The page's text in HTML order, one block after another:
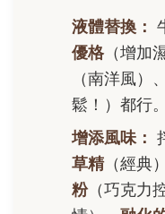
液體替換：
優格（增加
（南洋風）
鬆！）都行
增添風味：
草精（經典）
粉（巧克力